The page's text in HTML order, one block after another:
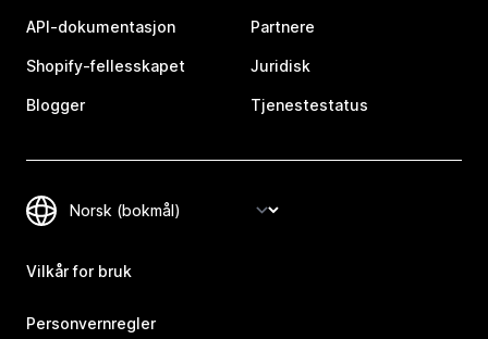
API-dokumentasjon
Shopify-fellesskapet
Blogger
Partnere
Juridisk
Tjenestestatus
Vilkår for bruk
Personvernregler